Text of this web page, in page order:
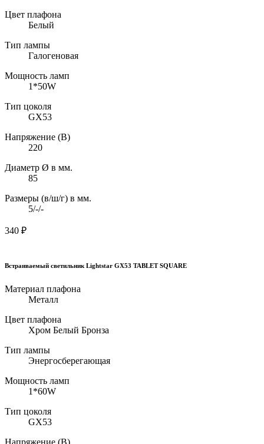
Цвет плафона
Белый
Тип лампы
Галогеновая
Мощность ламп
1*50W
Тип цоколя
GX53
Напряжение (В)
220
Диаметр Ø в мм.
85
Размеры (в/ш/г) в мм.
5/-/-
340 ₽
Встраиваемый светильник Lightstar GX53 TABLET SQUARE
Материал плафона
Металл
Цвет плафона
Хром Белый Бронза
Тип лампы
Энергосберегающая
Мощность ламп
1*60W
Тип цоколя
GX53
Напряжение (В)